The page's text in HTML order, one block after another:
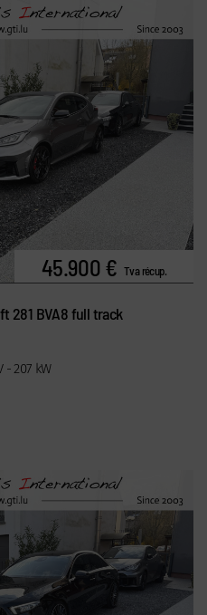
45.900 € Tva récup.
281 BVA8 full track
- 207 kW